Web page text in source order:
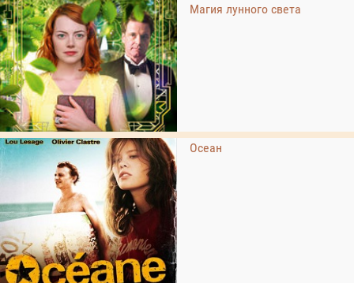
Магия лунного света
Осеан